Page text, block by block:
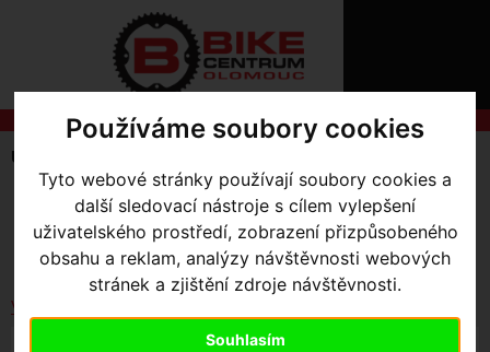
Používáme soubory cookies
Tyto webové stránky používají soubory cookies a
další sledovací nástroje s cílem vylepšení
uživatelského prostředí, zobrazení přizpůsobeného
obsahu a reklam, analýzy návštěvnosti webových
stránek a zjištění zdroje návštěvnosti.
Souhlasím
NÁKUPU
SLUŽBY
Úvodní strana
SKLADEM V OLOMOUCI
Seřadit podle:
Ceny
Názvu Data
Vybrat dle výrobce
ZVONEK KNOG OI CLASSIC LARGE